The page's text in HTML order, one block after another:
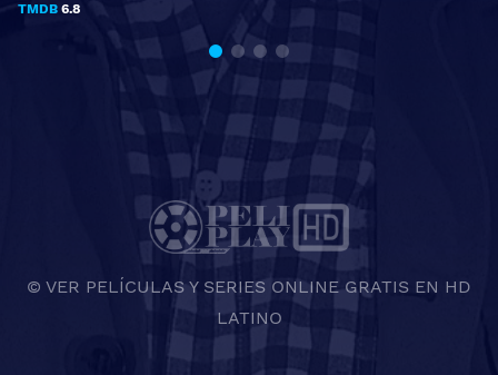
TMDB 6.8
© VER PELÍCULAS Y SERIES ONLINE GRATIS EN HD
LATINO